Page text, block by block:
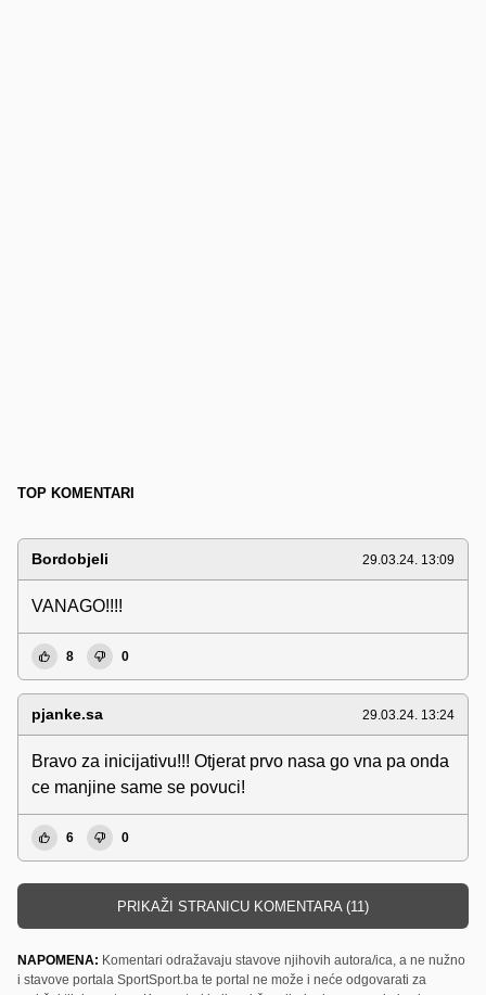
TOP KOMENTARI
Bordobjeli 29.03.24. 13:09
VANAGO!!!!
8 0
pjanke.sa 29.03.24. 13:24
Bravo za inicijativu!!! Otjerat prvo nasa go vna pa onda
ce manjine same se povuci!
6 0
PRIKAŽI STRANICU KOMENTARA (11)
NAPOMENA: Komentari odražavaju stavove njihovih autora/ica, a ne nužno
i stavove portala SportSport.ba te portal ne može i neće odgovarati za